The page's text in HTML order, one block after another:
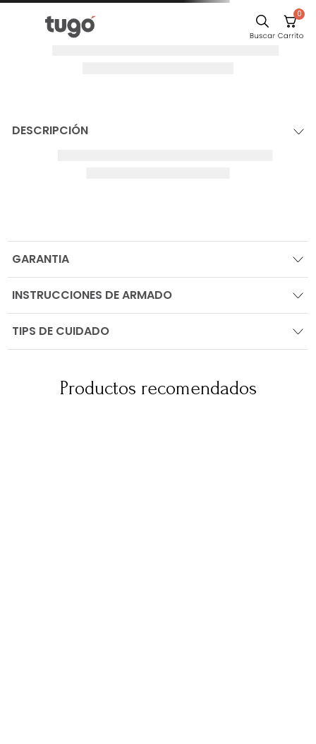
0
DESCRIPCIÓN
GARANTIA
INSTRUCCIONES DE ARMADO
TIPS DE CUIDADO
Productos recomendados